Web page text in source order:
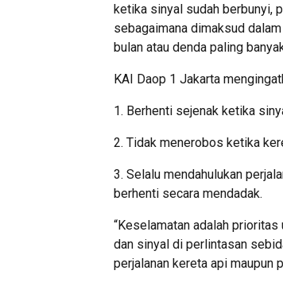
ketika sinyal sudah berbunyi,
sebagaimana dimaksud
bulan atau denda paling
KAI Daop 1 Jakarta
1. Berhenti sejenak ketika
2. Tidak menerobos ketika
3. Selalu mendahulukan
berhenti secara mendadak.
“Keselamatan adalah
dan sinyal di perlintasan
perjalanan kereta api maupun